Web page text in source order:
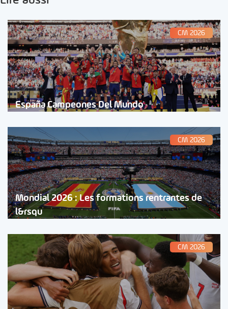
CM 2026
España Campeones Del Mundo
CM 2026
Mondial 2026 : Les formations rentrantes de
l&rsqu
CM 2026